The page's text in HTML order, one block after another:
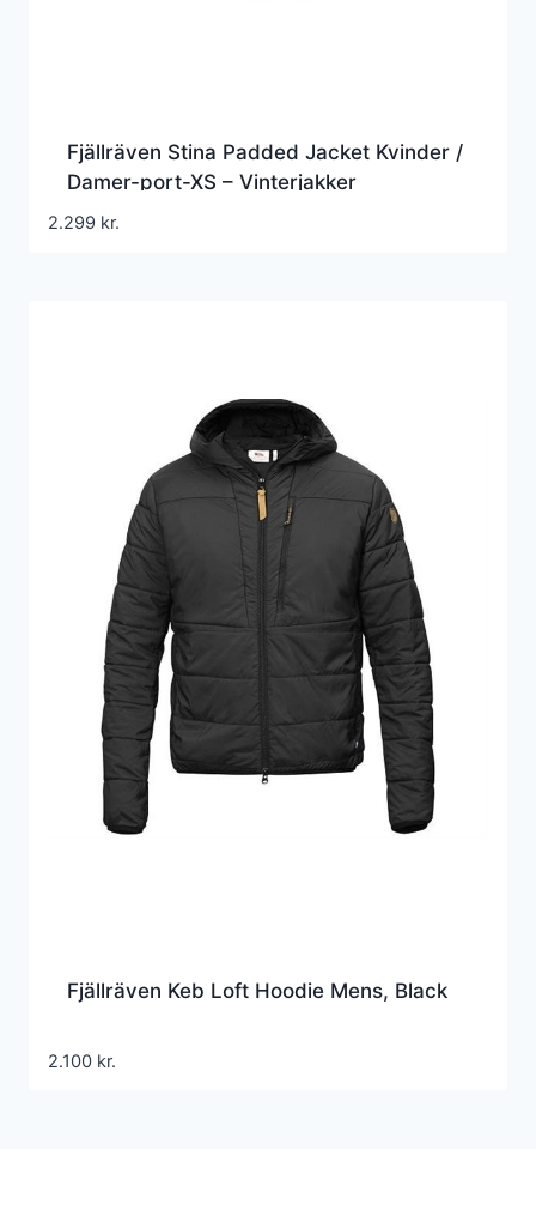
Fjällräven Stina Padded Jacket Kvinder /
Damer-port-XS – Vinterjakker
2.299 kr.
Fjällräven Keb Loft Hoodie Mens, Black
2.100 kr.